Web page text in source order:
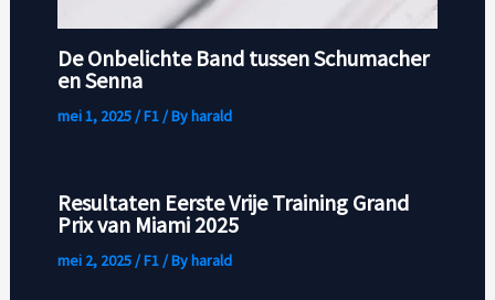
De Onbelichte Band tussen Schumacher
en Senna
mei 1, 2025/F1/ By harald
Resultaten Eerste Vrije Training Grand
Prix van Miami 2025
mei 2, 2025/F1/ By harald